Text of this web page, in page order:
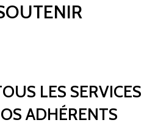
LES SERVICES
ADHÉRENTS